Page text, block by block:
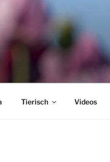
Tierisch Videos